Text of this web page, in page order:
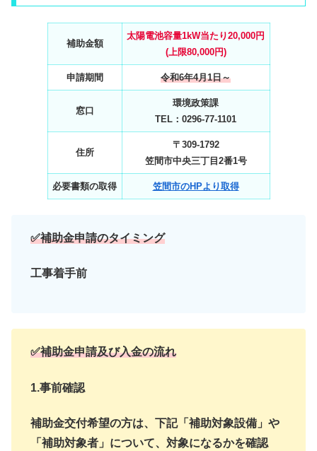
補助金額
太陽電池容量1kW当たり20,000円
(上限80,000円)
申請期間 令和6年4月1日～
窓口
環境政策課
TEL：0296‐77‐1101
住所
〒309-1792
笠間市中央三丁目2番1号
必要書類の取得 笠間市のHPより取得
✅補助金申請のタイミング
工事着手前
✅補助金申請及び入金の流れ
1.事前確認
補助金交付希望の方は、下記「補助対象設備」や
「補助対象者」について、対象になるかを確認